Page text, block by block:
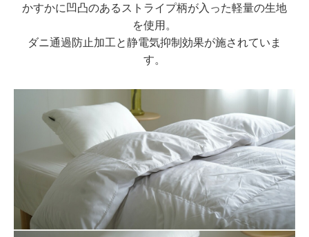
かすかに凹凸のあるストライプ柄が入った軽量の生地
を使用。
ダニ通過防止加工と静電気抑制効果が施されていま
す。